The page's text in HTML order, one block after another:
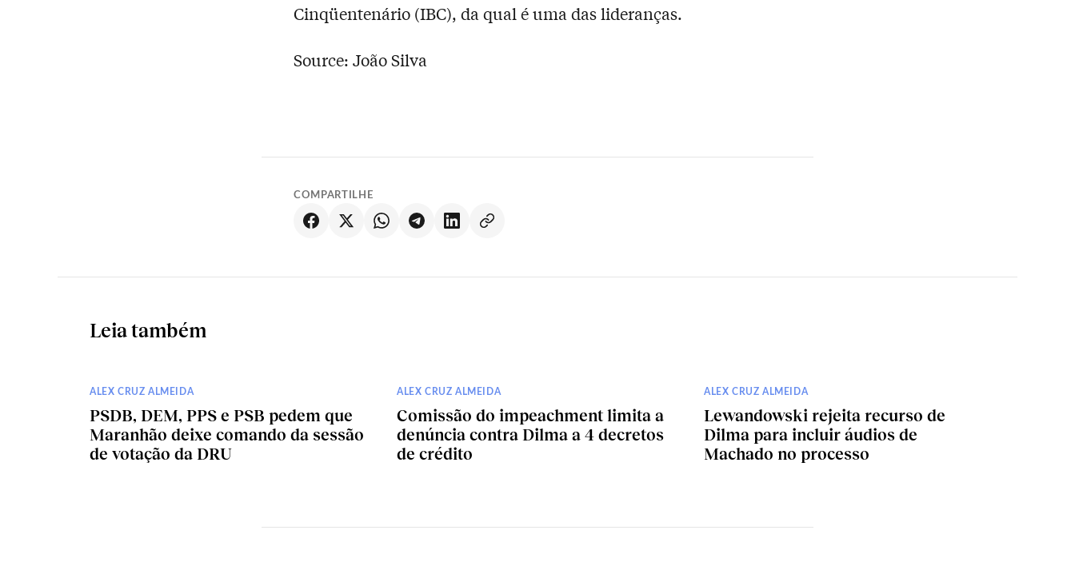
Cinqüentenário (IBC), da qual é uma das lideranças.
Source: João Silva
COMPARTILHE
Leia também
ALEX CRUZ ALMEIDA
PSDB, DEM, PPS e PSB pedem que
Maranhão deixe comando da sessão
de votação da DRU
ALEX CRUZ ALMEIDA
Comissão do impeachment limita a
denúncia contra Dilma a 4 decretos
de crédito
ALEX CRUZ ALMEIDA
Lewandowski rejeita recurso de
Dilma para incluir áudios de
Machado no processo